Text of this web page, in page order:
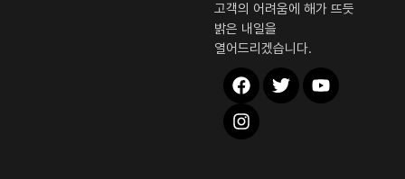
고객의 어려움에 해가 뜨듯
밝은 내일을
열어드리겠습니다.